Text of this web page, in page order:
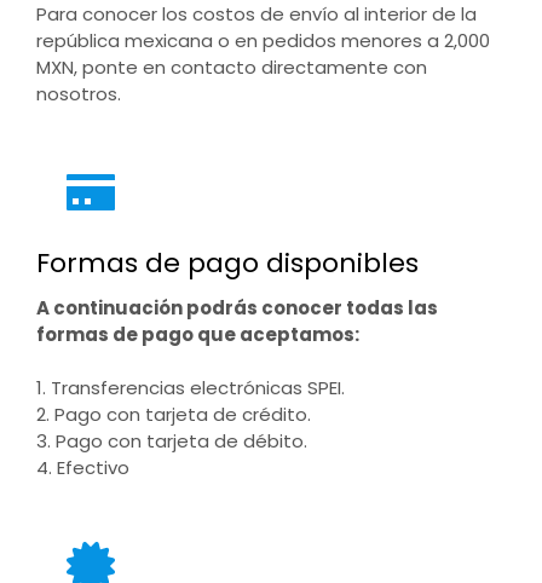
Para conocer los costos de envío al interior de la
república mexicana o en pedidos menores a 2,000
MXN, ponte en contacto directamente con
nosotros.
Formas de pago disponibles
A continuación podrás conocer todas las
formas de pago que aceptamos:
1. Transferencias electrónicas SPEI.
2. Pago con tarjeta de crédito.
3. Pago con tarjeta de débito.
4. Efectivo